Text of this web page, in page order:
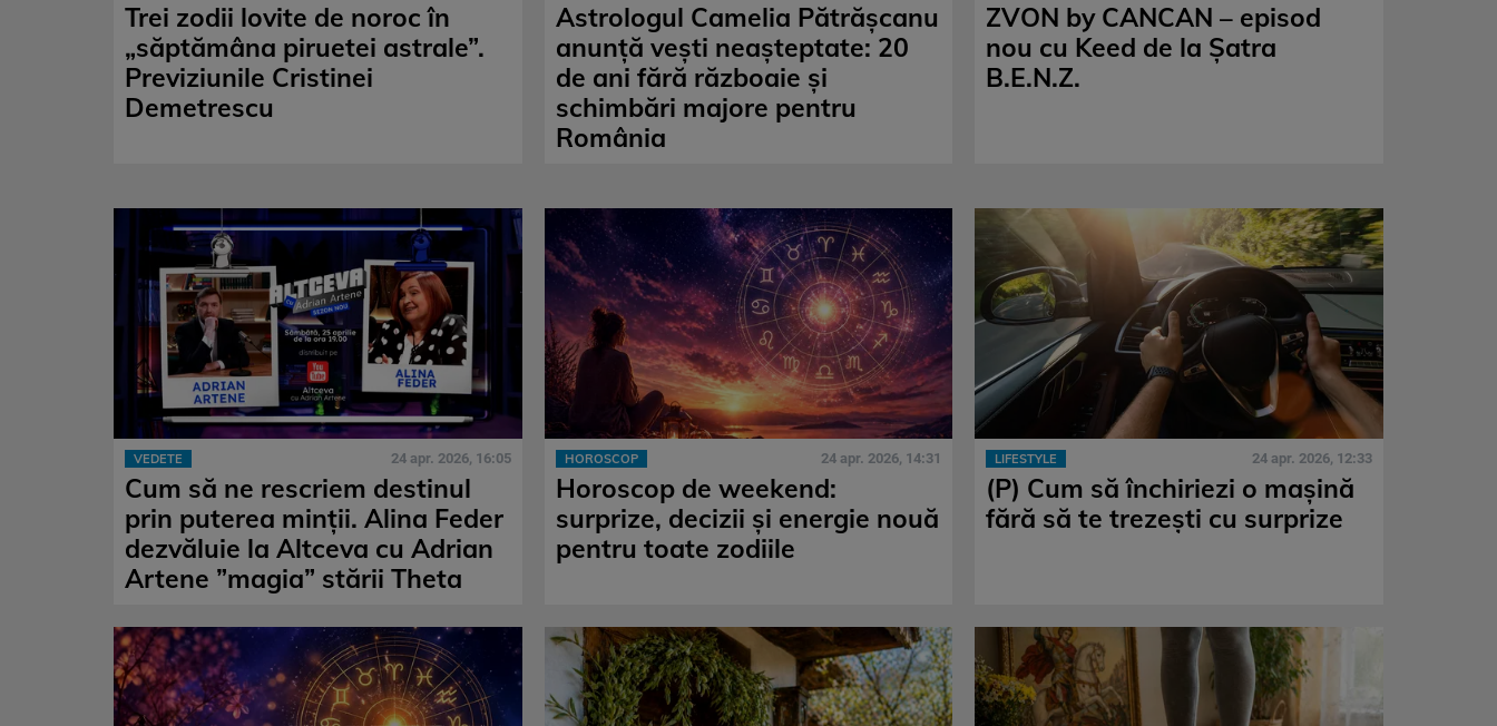
Trei zodii lovite de noroc în
„săptămâna piruetei astrale”.
Previziunile Cristinei
Demetrescu
Astrologul Camelia Pătrășcanu
anunță vești neașteptate: 20
de ani fără războaie și
schimbări majore pentru
România
ZVON by CANCAN – episod
nou cu Keed de la Șatra
B.E.N.Z.
VEDETE 24 apr. 2026, 16:05
Cum să ne rescriem destinul
prin puterea minții. Alina Feder
dezvăluie la Altceva cu Adrian
Artene ”magia” stării Theta
HOROSCOP 24 apr. 2026, 14:31
Horoscop de weekend:
surprize, decizii și energie nouă
pentru toate zodiile
LIFESTYLE 24 apr. 2026, 12:33
(P) Cum să închiriezi o mașină
fără să te trezești cu surprize